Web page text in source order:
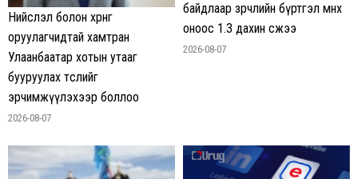
Нийслэл болон хөрөнгө
оруулагчидтай хамтран
Улаанбаатар хотын утааг
бууруулах төслийг
эрчимжүүлэхээр боллоо
2026-08-07
байдлаар зөрчлийн бүртгэл өмнөх
оноос 1.3 дахин өсжээ
2026-08-07